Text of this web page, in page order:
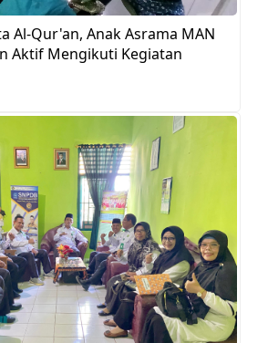
Al-Qur'an, Anak Asrama MAN
Aktif Mengikuti Kegiatan